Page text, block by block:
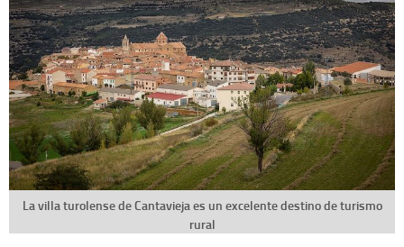
La villa turolense de Cantavieja es un excelente destino de turismo
rural